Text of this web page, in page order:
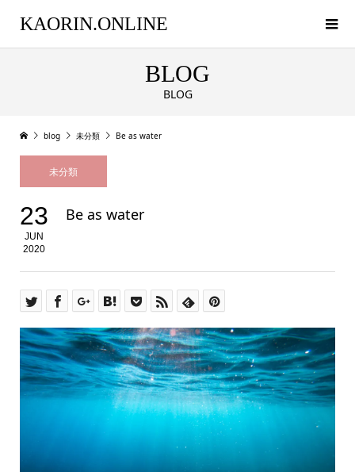
KAORIN.ONLINE
BLOG
BLOG
blog 未分類 Be as water
未分類
23
JUN
2020
Be as water